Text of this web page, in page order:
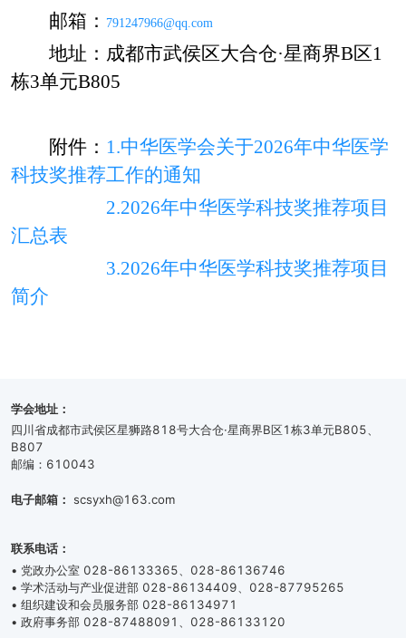
邮箱：
791247966@qq.com
地址：成都市武侯区大合仓·星商界B区1
栋3单元B805
附件： 1.中华医学会关于2026年中华医学
科技奖推荐工作的通知
2.2026年中华医学科技奖推荐项目
汇总表
3.2026年中华医学科技奖推荐项目
简介
学会地址：
四川省成都市武侯区星狮路818号大合仓·星商界B区1栋3单元B805、
B807
邮编：610043
电子邮箱： scsyxh@163.com
联系电话：
• 党政办公室 028-86133365、028-86136746
• 学术活动与产业促进部 028-86134409、028-87795265
• 组织建设和会员服务部 028-86134971
• 政府事务部 028-87488091、028-86133120